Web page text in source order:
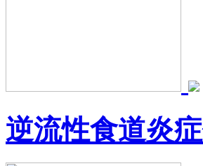
逆流性食道炎